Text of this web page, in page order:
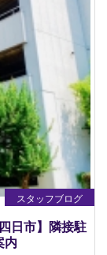
スタッフブログ
日市】隣接駐
内